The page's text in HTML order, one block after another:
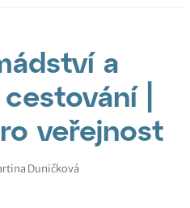
a
|
veřejnost
Duničková